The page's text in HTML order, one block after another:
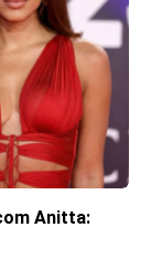
Anitta: